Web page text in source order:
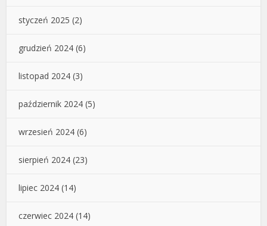
styczeń 2025 (2)
grudzień 2024 (6)
listopad 2024 (3)
październik 2024 (5)
wrzesień 2024 (6)
sierpień 2024 (23)
lipiec 2024 (14)
czerwiec 2024 (14)